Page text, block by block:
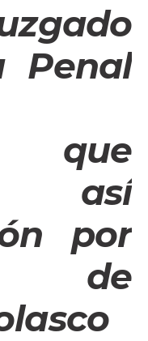
Penal
que
así
por
de